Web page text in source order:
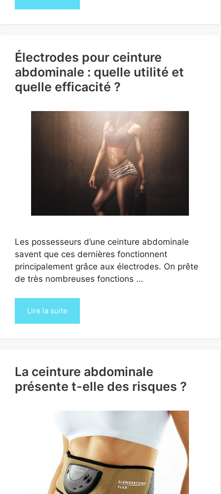
Électrodes pour ceinture
abdominale : quelle utilité et
quelle efficacité ?
Les possesseurs d’une ceinture abdominale
savent que ces dernières fonctionnent
principalement grâce aux électrodes. On prête
de très nombreuses fonctions …
Lire la suite
La ceinture abdominale
présente t-elle des risques ?